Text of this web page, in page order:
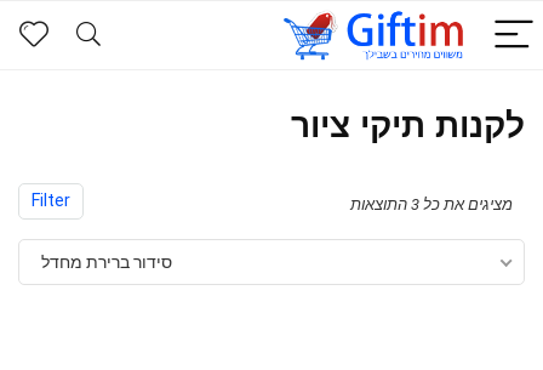
לקנות תיקי ציור
Filter מציגים את כל ⁦3⁩ התוצאות
סידור ברירת מחדל